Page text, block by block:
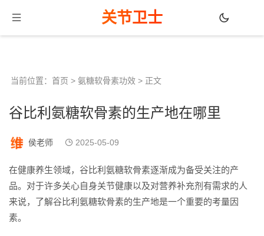
关节卫士
当前位置： 首页 > 氨糖软骨素功效 > 正文
谷比利氨糖软骨素的生产地在哪里
侯老师 2025-05-09
在健康养生领域，谷比利氨糖软骨素逐渐成为备受关注的产
品。对于许多关心自身关节健康以及对营养补充剂有需求的人
来说，了解谷比利氨糖软骨素的生产地是一个重要的考量因
素。